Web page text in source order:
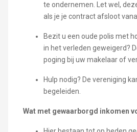
te ondernemen. Let wel,
als je je contract afsloot
Bezit u een oude polis met
in het verleden geweigerd?
poging bij uw makelaar of
Hulp nodig? De vereniging
begeleiden.
Wat met gewaarborgd inkomen